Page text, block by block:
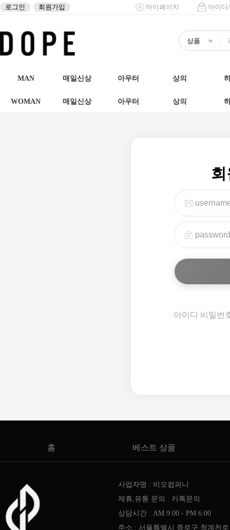
로그인 회원가입 마이페이지 아이디
MAN 매일신상 아우터 상의
WOMAN 매일신상 아우터 상의
아이디 비밀번
홈 베스트 상품
사업자명 : 비오컴퍼니
제휴,유통 문의 : 카톡문의
상담시간 : AM 9:00 - PM 6:00
주소 : 서울특별시 종로구 청계천로